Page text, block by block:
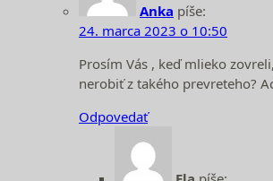
Anka píše:
24. marca 2023 o 10:50
Prosím Vás , keď mlieko
nerobiť z takého prevreteho?
Odpovedať